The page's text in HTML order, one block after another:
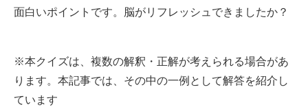
面白いポイントです。脳がリフレッシュできましたか？
※本クイズは、複数の解釈・正解が考えられる場合があ
ります。本記事では、その中の一例として解答を紹介し
ています